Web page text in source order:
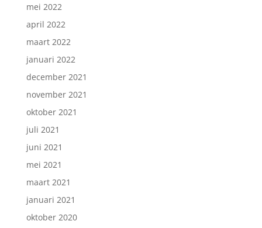
mei 2022
april 2022
maart 2022
januari 2022
december 2021
november 2021
oktober 2021
juli 2021
juni 2021
mei 2021
maart 2021
januari 2021
oktober 2020